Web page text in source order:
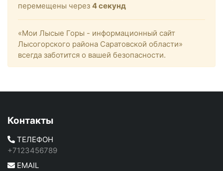
перемещены через 4секунд
«Мои Лысые Горы - информационный сайт
Лысогорского района Саратовской области»
всегда заботится о вашей безопасности.
Контакты
ТЕЛЕФОН
+7123456789
EMAIL